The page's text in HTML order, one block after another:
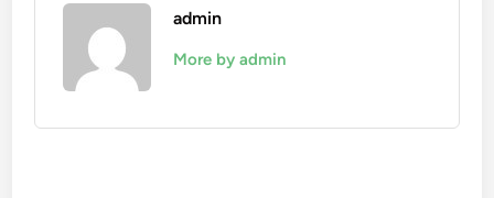
admin
More by admin